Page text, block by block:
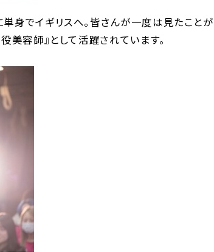
でイギリスへ。皆さんが一度は見たことが
美容師』として活躍されています。